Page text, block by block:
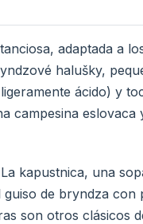
adaptada a
halušky,
ácido) y
campesina eslovaca
kapustnica, una
de bryndza con
son otros clásicos